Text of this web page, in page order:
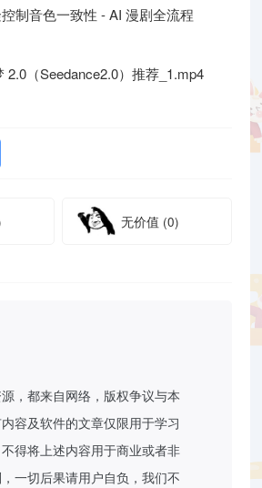
制音色一致性 - AI 漫剧全流程
2.0（Seedance2.0）推荐_1.mp4
无价值 (0)
，都来自网络，版权争议与本
容及软件的文章仅限用于学习
得将上述内容用于商业或者非
一切后果请用户自负，我们不